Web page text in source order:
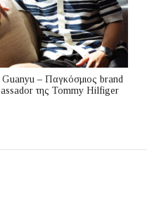
Guanyu – Παγκόσμιος brand
της Tommy Hilfiger